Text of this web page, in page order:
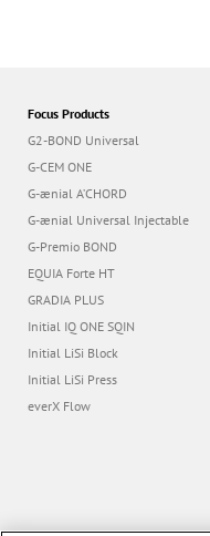
Focus Products
G2-BOND Universal
G-CEM ONE
G-ænial A’CHORD
G-ænial Universal Injectable
G-Premio BOND
EQUIA Forte HT
GRADIA PLUS
Initial IQ ONE SQIN
Initial LiSi Block
Initial LiSi Press
everX Flow